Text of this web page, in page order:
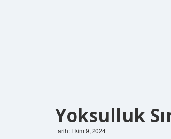
Yoksulluk
Tarih: Ekim 9, 2024